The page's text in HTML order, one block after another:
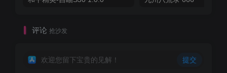
评论 抢沙发
欢迎您留下宝贵的见解！ 提交